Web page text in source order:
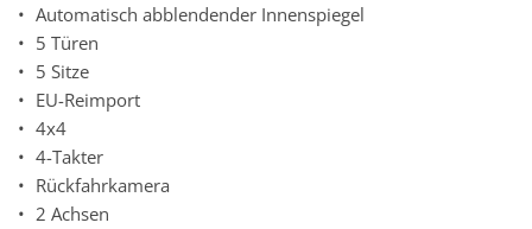
Automatisch abblendender Innenspiegel
5 Türen
5 Sitze
EU-Reimport
4x4
4-Takter
Rückfahrkamera
2 Achsen